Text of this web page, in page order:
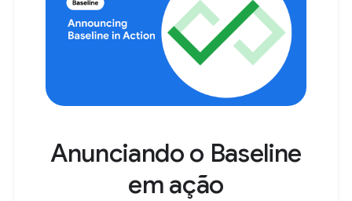
Anunciando o Baseline
em ação